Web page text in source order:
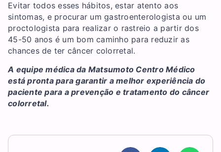
Evitar todos esses hábitos, estar atento aos
sintomas, e procurar um gastroenterologista ou um
proctologista para realizar o rastreio a partir dos
45-50 anos é um bom caminho para reduzir as
chances de ter câncer colorretal.
A equipe médica da Matsumoto Centro Médico
está pronta para garantir a melhor experiência do
paciente para a prevenção e tratamento do câncer
colorretal.